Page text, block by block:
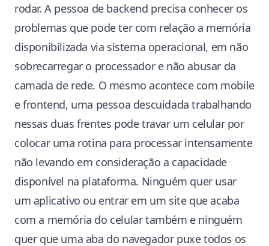
rodar. A pessoa de backend precisa conhecer os
problemas que pode ter com relação a memória
disponibilizada via sistema operacional, em não
sobrecarregar o processador e não abusar da
camada de rede. O mesmo acontece com mobile
e frontend, uma pessoa descuidada trabalhando
nessas duas frentes pode travar um celular por
colocar uma rotina para processar intensamente
não levando em consideração a capacidade
disponível na plataforma. Ninguém quer usar
um aplicativo ou entrar em um site que acaba
com a memória do celular também e ninguém
quer que uma aba do navegador puxe todos os